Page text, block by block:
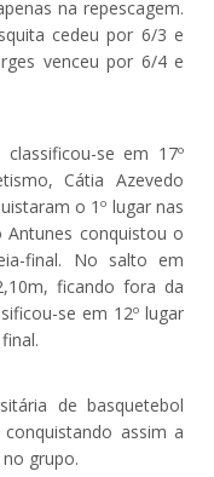
na repescagem.
cedeu por 6/3 e
venceu por 6/4 e
se em 17º
Cátia Azevedo
o 1º lugar nas
Antunes conquistou o
final. No salto em
ficando fora da
se em 12º lugar
de basquetebol
assim a
grupo.